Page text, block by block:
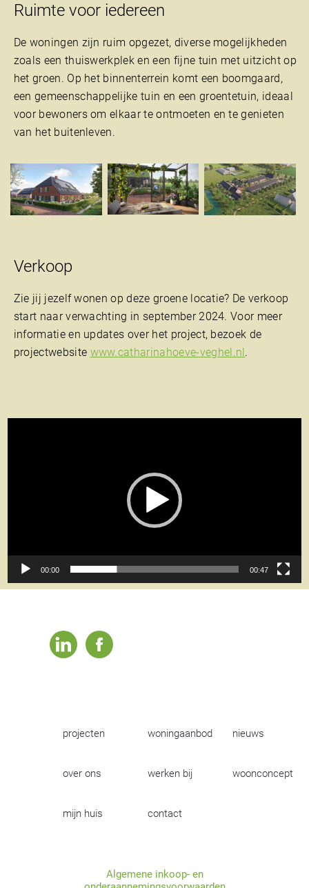
Ruimte voor iedereen
De woningen zijn ruim opgezet, diverse mogelijkheden
zoals een thuiswerkplek en een fijne tuin met uitzicht op
het groen. Op het binnenterrein komt een boomgaard,
een gemeenschappelijke tuin en een groentetuin, ideaal
voor bewoners om elkaar te ontmoeten en te genieten
van het buitenleven.
Verkoop
Zie jij jezelf wonen op deze groene locatie? De verkoop
start naar verwachting in september 2024. Voor meer
informatie en updates over het project, bezoek de
projectwebsite www.catharinahoeve-veghel.nl.
00:00 00:47
linkedinfacebook
projecten woningaanbod nieuws
over ons werken bij woonconcept
mijn huis contact
Algemene inkoop- en